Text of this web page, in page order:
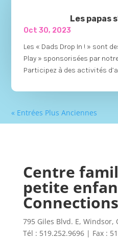
Les papas
Oct 30, 2023
Les « Dads Drop In ! » sont
Play » sponsorisées par
Participez à des activités
« Entrées Plus Anciennes
Centre
petite
Connections
795 Giles Blvd. E, Windsor,
Tél : 519.252.9696 | Fax :